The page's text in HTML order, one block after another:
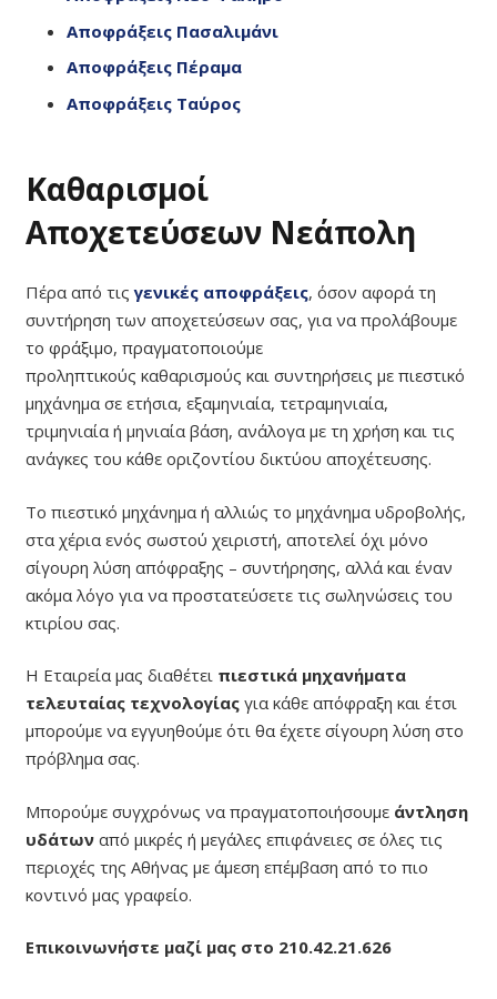
Αποφράξεις Πασαλιμάνι
Αποφράξεις Πέραμα
Αποφράξεις Ταύρος
Καθαρισμοί
Αποχετεύσεων Νεάπολη
Πέρα από τιςγενικές αποφράξεις, όσον αφορά τη
συντήρηση των αποχετεύσεων σας, για να προλάβουμε
το φράξιμο, πραγματοποιούμε
προληπτικούς καθαρισμούς και συντηρήσεις με πιεστικό
μηχάνημα σε ετήσια, εξαμηνιαία, τετραμηνιαία,
τριμηνιαία ή μηνιαία βάση, ανάλογα με τη χρήση και τις
ανάγκες του κάθε οριζοντίου δικτύου αποχέτευσης.
Το πιεστικό μηχάνημα ή αλλιώς το μηχάνημα υδροβολής,
στα χέρια ενός σωστού χειριστή, αποτελεί όχι μόνο
σίγουρη λύση απόφραξης – συντήρησης, αλλά και έναν
ακόμα λόγο για να προστατεύσετε τις σωληνώσεις του
κτιρίου σας.
Η Εταιρεία μας διαθέτει πιεστικά μηχανήματα
τελευταίας τεχνολογίαςγια κάθε απόφραξη και έτσι
μπορούμε να εγγυηθούμε ότι θα έχετε σίγουρη λύση στο
πρόβλημα σας.
Μπορούμε συγχρόνως να πραγματοποιήσουμε άντληση
υδάτων από μικρές ή μεγάλες επιφάνειες σε όλες τις
περιοχές της Αθήνας με άμεση επέμβαση από το πιο
κοντινό μας γραφείο.
Επικοινωνήστε μαζί μας στο 210.42.21.626